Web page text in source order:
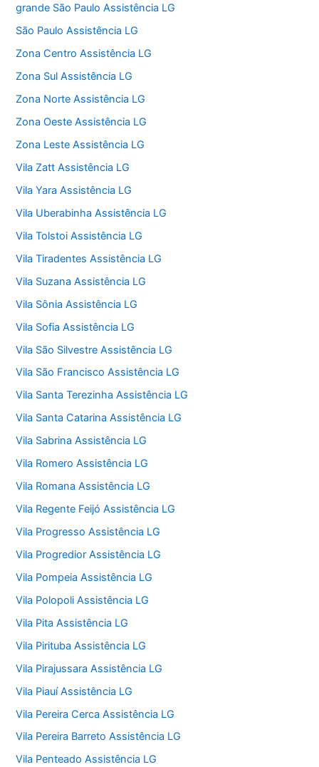
grande São Paulo Assistência LG
São Paulo Assistência LG
Zona Centro Assistência LG
Zona Sul Assistência LG
Zona Norte Assistência LG
Zona Oeste Assistência LG
Zona Leste Assistência LG
Vila Zatt Assistência LG
Vila Yara Assistência LG
Vila Uberabinha Assistência LG
Vila Tolstoi Assistência LG
Vila Tiradentes Assistência LG
Vila Suzana Assistência LG
Vila Sônia Assistência LG
Vila Sofia Assistência LG
Vila São Silvestre Assistência LG
Vila São Francisco Assistência LG
Vila Santa Terezinha Assistência LG
Vila Santa Catarina Assistência LG
Vila Sabrina Assistência LG
Vila Romero Assistência LG
Vila Romana Assistência LG
Vila Regente Feijó Assistência LG
Vila Progresso Assistência LG
Vila Progredior Assistência LG
Vila Pompeia Assistência LG
Vila Polopoli Assistência LG
Vila Pita Assistência LG
Vila Pirituba Assistência LG
Vila Pirajussara Assistência LG
Vila Piauí Assistência LG
Vila Pereira Cerca Assistência LG
Vila Pereira Barreto Assistência LG
Vila Penteado Assistência LG